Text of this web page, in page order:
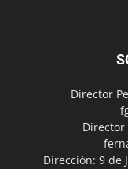
Director
Director
Dirección: 9 de